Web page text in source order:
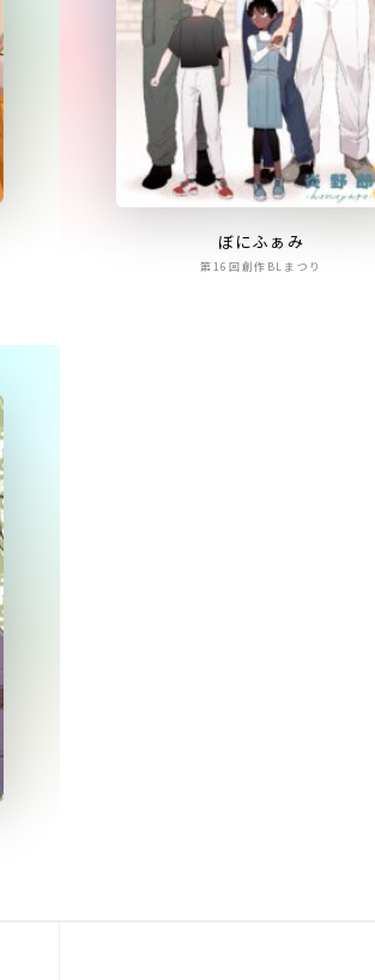
ぼにふぁみ
第16回創作BLまつり